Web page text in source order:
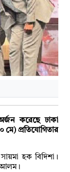
করেছে ঢাকা
মে) প্রতিযোগিতার
হক বিদিশা।
আলম।